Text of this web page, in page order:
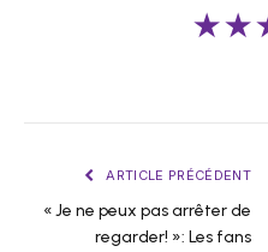
ARTICLE PRÉCÉDENT
« Je ne peux pas arrêter de
regarder! »: Les fans